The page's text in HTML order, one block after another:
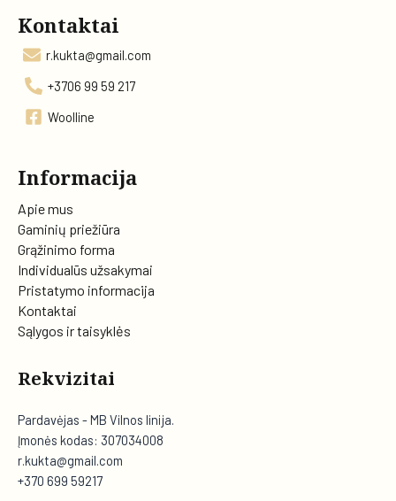
Kontaktai
r.kukta@gmail.com
+3706 99 59 217
Woolline
Informacija
Apie mus
Gaminių priežiūra
Grąžinimo forma
Individualūs užsakymai
Pristatymo informacija
Kontaktai
Sąlygos ir taisyklės
Rekvizitai
Pardavėjas - MB Vilnos linija.
Įmonės kodas: 307034008
r.kukta@gmail.com
+370 699 59217